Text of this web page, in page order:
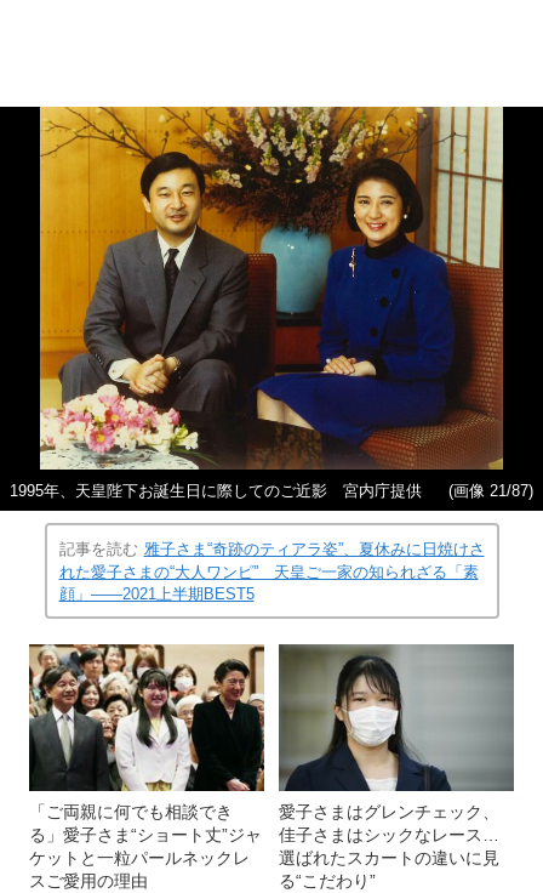
1995年、天皇陛下お誕生日に際してのご近影 宮内庁提供 (画像 21/87)
記事を読む 雅子さま“奇跡のティアラ姿”、夏休みに日焼けさ
れた愛子さまの“大人ワンピ” 天皇ご一家の知られざる「素
顔」――2021上半期BEST5
「ご両親に何でも相談でき
る」愛子さま“ショート丈”ジャ
ケットと一粒パールネックレ
スご愛用の理由
愛子さまはグレンチェック、
佳子さまはシックなレース…
選ばれたスカートの違いに見
る“こだわり”